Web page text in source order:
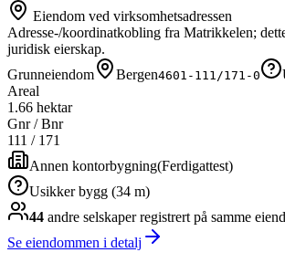
Eiendom ved virksomhetsadressen
Adresse-/koordinatkobling fra Matrikkelen;
juridisk eierskap.
Grunneiendom
Bergen4601-111/171-0
Areal
1.66 hektar
Gnr / Bnr
111 / 171
Annen kontorbygning(Ferdigattest)
Usikker bygg (34 m)
44 andre selskaperregistrert på samme
Se eiendommen i detalj